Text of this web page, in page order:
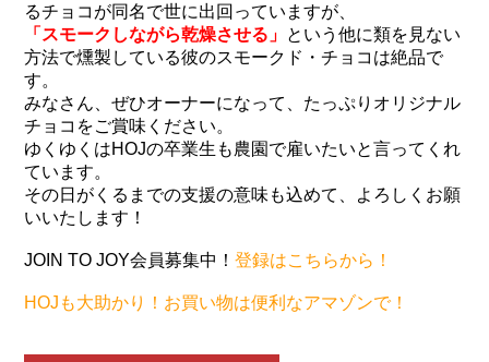
るチョコが同名で世に出回っていますが、
「スモークしながら乾燥させる」 という他に類を見ない
方法で燻製している彼のスモークド・チョコは絶品で
す。
みなさん、ぜひオーナーになって、たっぷりオリジナル
チョコをご賞味ください。
ゆくゆくはHOJの卒業生も農園で雇いたいと言ってくれ
ています。
その日がくるまでの支援の意味も込めて、よろしくお願
いいたします！
JOIN TO JOY会員募集中！登録はこちらから！
HOJも大助かり！お買い物は便利なアマゾンで！